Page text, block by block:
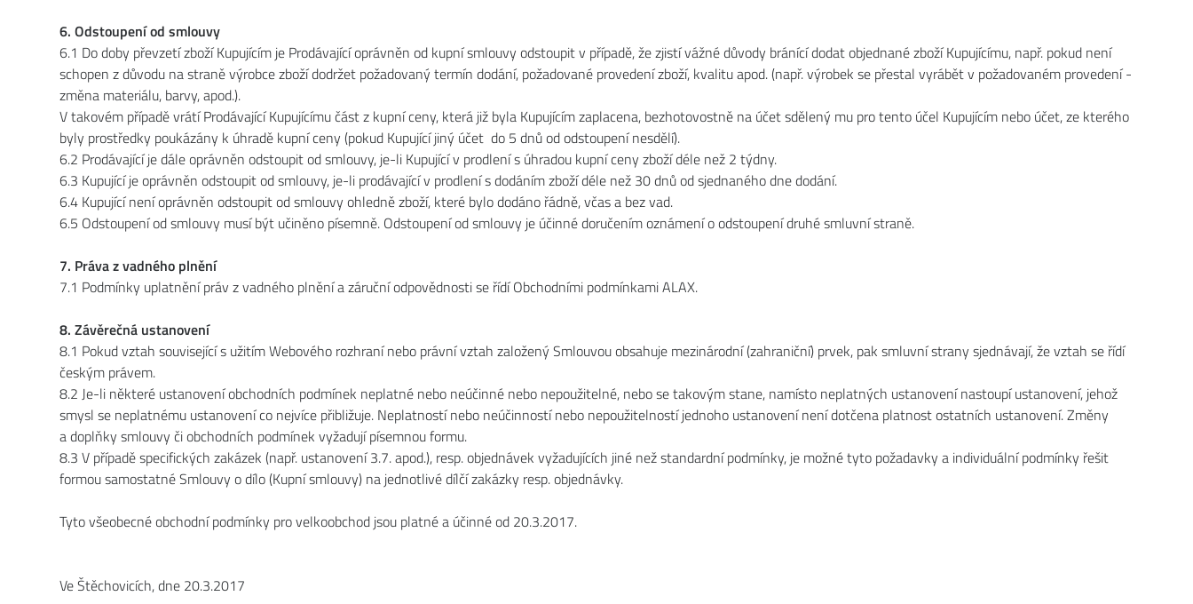
6. Odstoupení od smlouvy
6.1 Do doby převzetí zboží Kupujícím je Prodávající oprávněn od kupní smlouvy odstoupit v případě, že zjistí vážné důvody bránící dodat objednané zboží Kupujícímu, např. pokud není
schopen z důvodu na straně výrobce zboží dodržet požadovaný termín dodání, požadované provedení zboží, kvalitu apod. (např. výrobek se přestal vyrábět v požadovaném provedení -
změna materiálu, barvy, apod.).
V takovém případě vrátí Prodávající Kupujícímu část z kupní ceny, která již byla Kupujícím zaplacena, bezhotovostně na účet sdělený mu pro tento účel Kupujícím nebo účet, ze kterého
byly prostředky poukázány k úhradě kupní ceny (pokud Kupující jiný účet do 5 dnů od odstoupení nesdělí).
6.2 Prodávající je dále oprávněn odstoupit od smlouvy, je-li Kupující v prodlení s úhradou kupní ceny zboží déle než 2 týdny.
6.3 Kupující je oprávněn odstoupit od smlouvy, je-li prodávající v prodlení s dodáním zboží déle než 30 dnů od sjednaného dne dodání.
6.4 Kupující není oprávněn odstoupit od smlouvy ohledně zboží, které bylo dodáno řádně, včas a bez vad.
6.5 Odstoupení od smlouvy musí být učiněno písemně. Odstoupení od smlouvy je účinné doručením oznámení o odstoupení druhé smluvní straně.
7. Práva z vadného plnění
7.1 Podmínky uplatnění práv z vadného plnění a záruční odpovědnosti se řídí Obchodními podmínkami ALAX.
8. Závěrečná ustanovení
8.1 Pokud vztah související s užitím Webového rozhraní nebo právní vztah založený Smlouvou obsahuje mezinárodní (zahraniční) prvek, pak smluvní strany sjednávají, že vztah se řídí
českým právem.
8.2 Je-li některé ustanovení obchodních podmínek neplatné nebo neúčinné nebo nepoužitelné, nebo se takovým stane, namísto neplatných ustanovení nastoupí ustanovení, jehož
smysl se neplatnému ustanovení co nejvíce přibližuje. Neplatností nebo neúčinností nebo nepoužitelností jednoho ustanovení není dotčena platnost ostatních ustanovení. Změny
a doplňky smlouvy či obchodních podmínek vyžadují písemnou formu.
8.3 V případě specifických zakázek (např. ustanovení 3.7. apod.), resp. objednávek vyžadujících jiné než standardní podmínky, je možné tyto požadavky a individuální podmínky řešit
formou samostatné Smlouvy o dílo (Kupní smlouvy) na jednotlivé dílčí zakázky resp. objednávky.
Tyto všeobecné obchodní podmínky pro velkoobchod jsou platné a účinné od 20.3.2017.
Ve Štěchovicích, dne 20.3.2017